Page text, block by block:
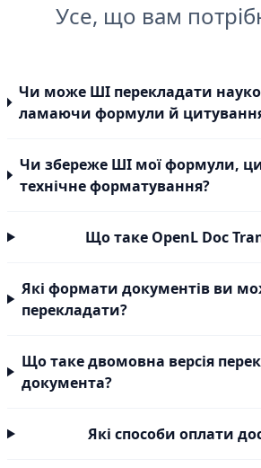
Усе, що вам
Чи може ШІ перекладати
ламаючи формули й
Чи збереже ШІ мої формули,
технічне форматування?
Що таке OpenL Doc
Які формати документів ви
перекладати?
Що таке двомовна версія
документа?
Які способи оплати